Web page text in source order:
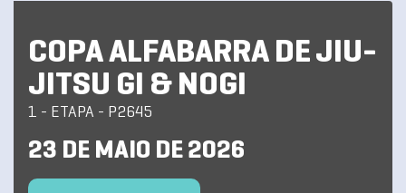
COPA ALFABARRA DE JIU-
JITSU GI & NOGI
1 - ETAPA - P2645
23 DE MAIO DE 2026